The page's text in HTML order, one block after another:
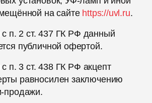
на сайте https://uvl.ru.
с п. 2 ст. 437 ГК РФ данный
публичной офертой.
с п. 3 ст. 438 ГК РФ акцепт
равносилен заключению
продажи.